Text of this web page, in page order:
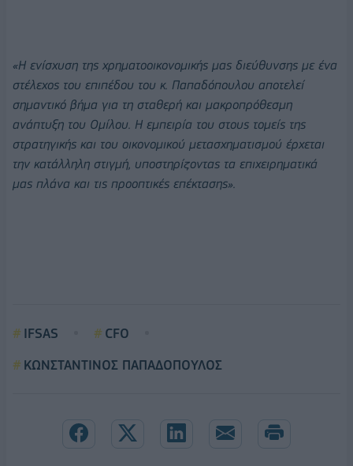
«Η ενίσχυση της χρηματοοικονομικής μας διεύθυνσης με ένα
στέλεχος του επιπέδου του κ. Παπαδόπουλου αποτελεί
σημαντικό βήμα για τη σταθερή και μακροπρόθεσμη
ανάπτυξη του Ομίλου. Η εμπειρία του στους τομείς της
στρατηγικής και του οικονομικού μετασχηματισμού έρχεται
την κατάλληλη στιγμή, υποστηρίζοντας τα επιχειρηματικά
μας πλάνα και τις προοπτικές επέκτασης».
IFSAS
CFO
ΚΩΝΣΤΑΝΤΙΝΟΣ ΠΑΠΑΔΟΠΟΥΛΟΣ